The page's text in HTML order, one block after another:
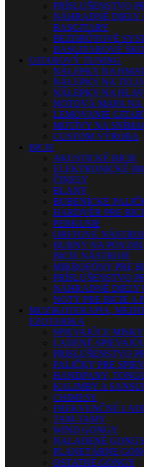
PRÍSLUŠENSTVO
NÁHRADNÉ DIELY
BASGITARY
BEZDRÔTOVÉ
BASGITAROVÉ
GITAROVÝ TUNING
NÁLEPKY NA
NÁLEPKY NA
NÁLEPKY NA
NOTOVÁ MAPA
LEMOVANIE
MOTÍVY NA
CUSTOM VÝROBA
BICIE
AKUSTICKÉ BICIE
ELEKTRONICKÉ
ČINELY
BLANY
BUBENÍCKE
HARDVÉR PRE
PERKUSIE
ORFFOVÉ
BUBNY NA
BICIE NÁSTROJE
MIKROFÓNY PRE
PRÍSLUŠENSTVO
NÁHRADNÉ DIELY
NOTY PRE BICIE A
MUZIKOTERAPIA,
EZOTERIKA
SPIEVAJÚCE MISKY
LADENÉ
PRISLUŠENSTVO
PALIČKY PRE
HANDPANY,
KALIMBY A
CHIMESY
FREKVENČNÉ
TAM-TAMY
WIND GONGY
NALADENÉ
PLANETÁRNE
OSTATNÉ GONGY